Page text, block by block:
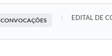
CONVOCAÇÕES EDITAL DE